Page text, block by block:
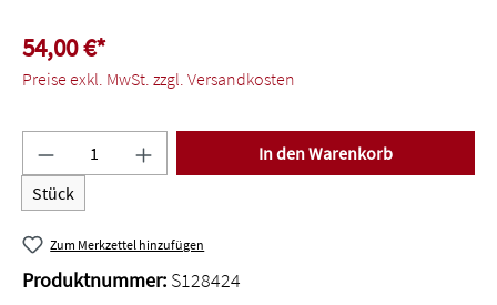
54,00 €*
Preise exkl. MwSt. zzgl. Versandkosten
Produkt Anzahl: Gib den gewünschten Wert
Stück
In den Warenkorb
Zum Merkzettel hinzufügen
Produktnummer: S128424